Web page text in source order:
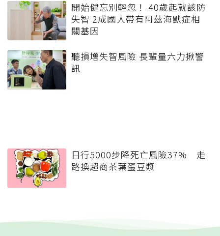
開始健忘別輕忽！ 40歲起就該防
失智 2成國人帶有阿茲海默症相
關基因
聽損增失智風險 長輩量六力揪警
訊
日行5000步降死亡風險37% 走
路換超商茶葉蛋豆漿